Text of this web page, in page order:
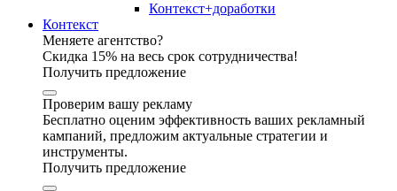
Контекст+доработки
Контекст
Меняете агентство?
Скидка 15% на весь срок сотрудничества!
Получить предложение
Проверим вашу рекламу
Бесплатно оценим эффективность ваших рекламный
кампаний, предложим актуальные стратегии и
инструменты.
Получить предложение